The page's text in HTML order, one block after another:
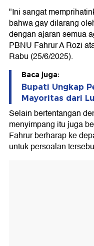
"Ini sangat
bahwa gay dilarang
dengan ajaran semua
PBNU Fahrur A Rozi
Rabu (25/6/2025).
Baca juga:
Bupati Ungkap
Mayoritas dari
Selain bertentangan
menyimpang itu juga
Fahrur berharap ke
untuk persoalan